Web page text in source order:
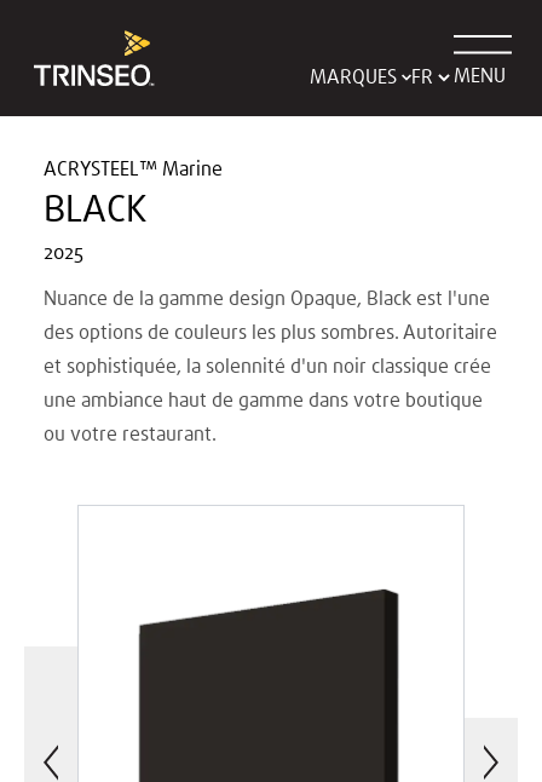
MARQUES MENU
ACRYSTEEL™ Marine
BLACK
2025
Nuance de la gamme design Opaque, Black est l'une
des options de couleurs les plus sombres. Autoritaire
et sophistiquée, la solennité d'un noir classique crée
une ambiance haut de gamme dans votre boutique
ou votre restaurant.